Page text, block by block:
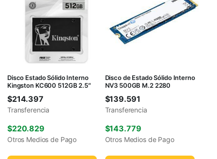
Disco Estado Sólido Interno
Kingston KC600 512GB 2.5″
$214.397
Transferencia
$220.829
Otros Medios de Pago
Disco de Estado Sólido Interno
NV3 500GB M.2 2280
$139.591
Transferencia
$143.779
Otros Medios de Pago